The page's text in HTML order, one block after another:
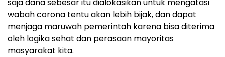
saja dana sebesar itu dialokasikan untuk mengatasi
wabah corona tentu akan lebih bijak, dan dapat
menjaga maruwah pemerintah karena bisa diterima
oleh logika sehat dan perasaan mayoritas
masyarakat kita.